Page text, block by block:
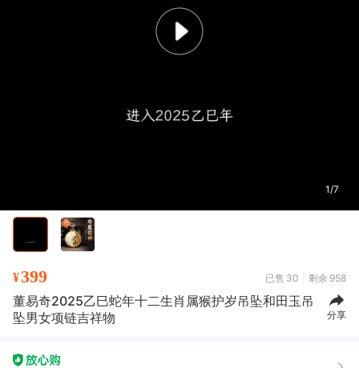
1/7
¥399 已售 30 剩余 958
董易奇2025乙巳蛇年十二生肖属猴护岁吊坠和田玉吊
坠男女项链吉祥物
分享
B*y 05月24日买了1件